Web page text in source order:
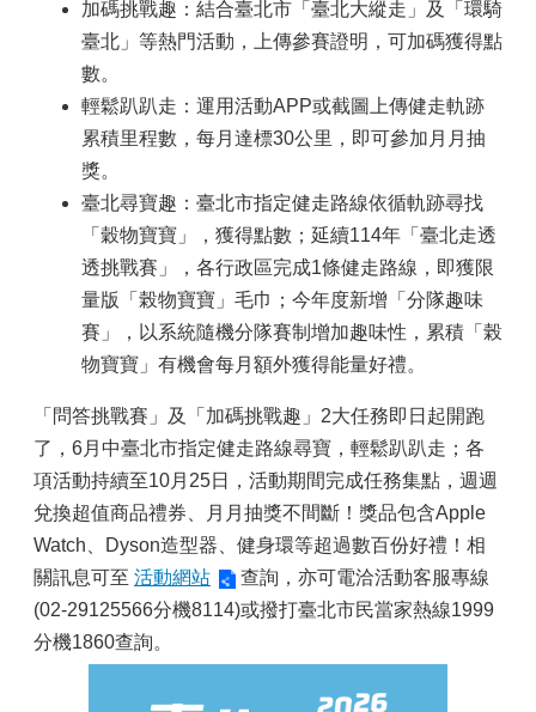
加碼挑戰趣：結合臺北市「臺北大縱走」及「環騎
臺北」等熱門活動，上傳參賽證明，可加碼獲得點
數。
輕鬆趴趴走：運用活動APP或截圖上傳健走軌跡
累積里程數，每月達標30公里，即可參加月月抽
獎。
臺北尋寶趣：臺北市指定健走路線依循軌跡尋找
「穀物寶寶」，獲得點數；延續114年「臺北走透
透挑戰賽」，各行政區完成1條健走路線，即獲限
量版「榖物寶寶」毛巾；今年度新增「分隊趣味
賽」，以系統隨機分隊賽制增加趣味性，累積「榖
物寶寶」有機會每月額外獲得能量好禮。
「問答挑戰賽」及「加碼挑戰趣」2大任務即日起開跑
了，6月中臺北市指定健走路線尋寶，輕鬆趴趴走；各
項活動持續至10月25日，活動期間完成任務集點，週週
兌換超值商品禮券、月月抽獎不間斷！獎品包含Apple
Watch、Dyson造型器、健身環等超過數百份好禮！相
關訊息可至 活動網站
查詢，亦可電洽活動客服專線
(02-29125566分機8114)或撥打臺北市民當家熱線1999
分機1860查詢。